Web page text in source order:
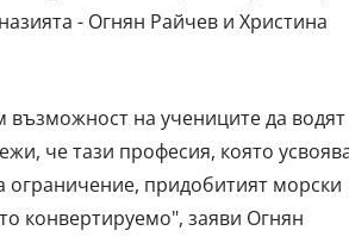
- Огнян Райчев и Христина
възможност на учениците да водят
че тази професия, която
ограничение, придобитият морски
конвертируемо", заяви Огнян